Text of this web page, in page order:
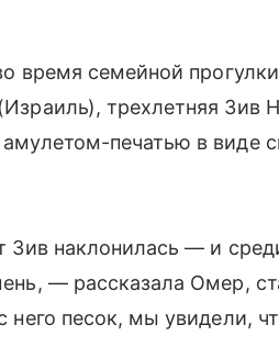
время семейной
трехлетняя Зив
печатью в виде
наклонилась — и
— рассказала Омер,
него песок, мы увидели,